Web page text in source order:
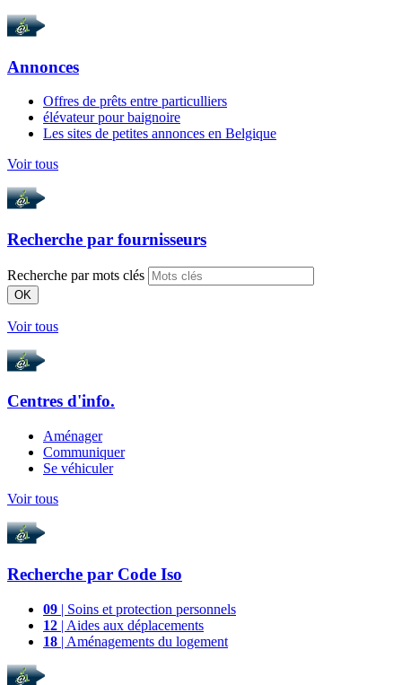
Annonces
Offres de prêts entre particulliers
élévateur pour baignoire
Les sites de petites annonces en Belgique
Voir tous
Recherche par fournisseurs
Recherche par mots clés
OK
Voir tous
Centres d'info.
Aménager
Communiquer
Se véhiculer
Voir tous
Recherche par Code Iso
09 | Soins et protection personnels
12 | Aides aux déplacements
18 | Aménagements du logement